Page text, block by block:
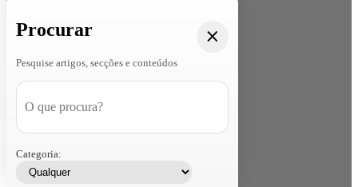
Procurar
Pesquise artigos, secções e conteúdos
Categoria: